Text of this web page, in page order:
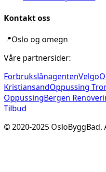
Kontakt oss
📍Oslo og omegn
Våre partnersider:
ForbrukslånagentenVelgo
KristiansandOppussing
OppussingBergen
Tilbud
© 2020-2025